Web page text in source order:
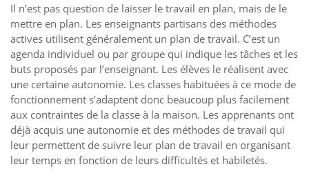
Il n’est pas question de laisser le travail en plan, mais de le
mettre en plan. Les enseignants partisans des méthodes
actives utilisent généralement un plan de travail. C’est un
agenda individuel ou par groupe qui indique les tâches et les
buts proposés par l’enseignant. Les élèves le réalisent avec
une certaine autonomie. Les classes habituées à ce mode de
fonctionnement s’adaptent donc beaucoup plus facilement
aux contraintes de la classe à la maison. Les apprenants ont
déjà acquis une autonomie et des méthodes de travail qui
leur permettent de suivre leur plan de travail en organisant
leur temps en fonction de leurs difficultés et habiletés.